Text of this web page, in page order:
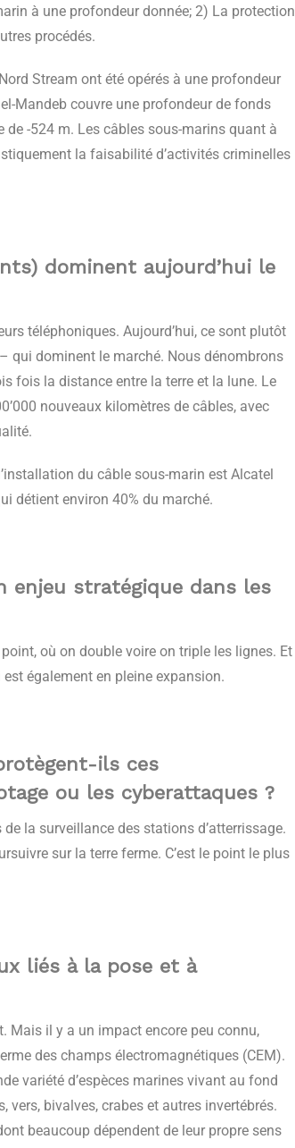
à une profondeur donnée; 2) La protection
procédés.
Stream ont été opérés à une profondeur
Mandeb couvre une profondeur de fonds
-524 m. Les câbles sous-marins quant à
la faisabilité d’activités criminelles
dominent aujourd’hui le
téléphoniques. Aujourd’hui, ce sont plutôt
qui dominent le marché. Nous dénombrons
fois la distance entre la terre et la lune. Le
nouveaux kilomètres de câbles, avec
du câble sous-marin est Alcatel
détient environ 40% du marché.
enjeu stratégique dans les
où on double voire on triple les lignes. Et
également en pleine expansion.
ils ces
ou les cyberattaques ?
la surveillance des stations d’atterrissage.
sur la terre ferme. C’est le point le plus
liés à la pose et à
Mais il y a un impact encore peu connu,
des champs électromagnétiques (CEM).
variété d’espèces marines vivant au fond
vers, bivalves, crabes et autres invertébrés.
beaucoup dépendent de leur propre sens